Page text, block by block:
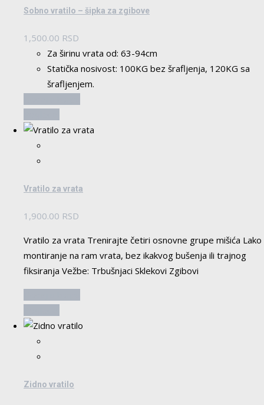
Sobno vratilo – šipka za zgibove
1,500.00 RSD
Za širinu vrata od: 63-94cm
Statička nosivost: 100KG bez šrafljenja, 120KG sa
šrafljenjem.
Vratilo za vrata
1,900.00 RSD
Vratilo za vrata Trenirajte četiri osnovne grupe mišića Lako
montiranje na ram vrata, bez ikakvog bušenja ili trajnog
fiksiranja Vežbe: Trbušnjaci Sklekovi Zgibovi
Zidno vratilo